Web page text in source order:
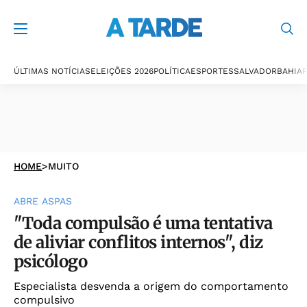
ÚLTIMAS NOTÍCIASELEIÇÕES 2026POLÍTICAESPORTESSALVADORBAHIA
HOME>MUITO
ABRE ASPAS
"Toda compulsão é uma tentativa
de aliviar conflitos internos", diz
psicólogo
Especialista desvenda a origem do comportamento
compulsivo